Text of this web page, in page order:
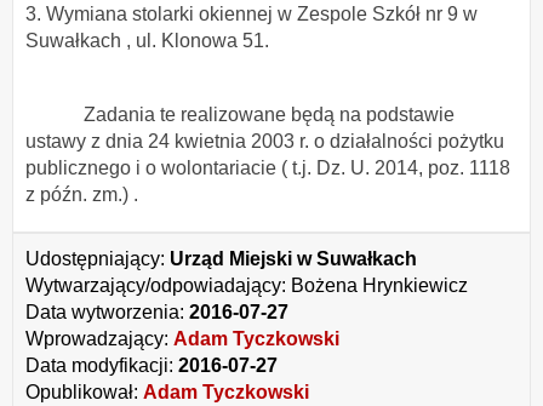
3. Wymiana stolarki okiennej w Zespole Szkół nr 9 w
Suwałkach , ul. Klonowa 51.
Zadania te realizowane będą na podstawie
ustawy z dnia 24 kwietnia 2003 r. o działalności pożytku
publicznego i o wolontariacie ( t.j. Dz. U. 2014, poz. 1118
z późn. zm.) .
Udostępniający: Urząd Miejski w Suwałkach
Wytwarzający/odpowiadający: Bożena Hrynkiewicz
Data wytworzenia: 2016-07-27
Wprowadzający: Adam Tyczkowski
Data modyfikacji: 2016-07-27
Opublikował: Adam Tyczkowski